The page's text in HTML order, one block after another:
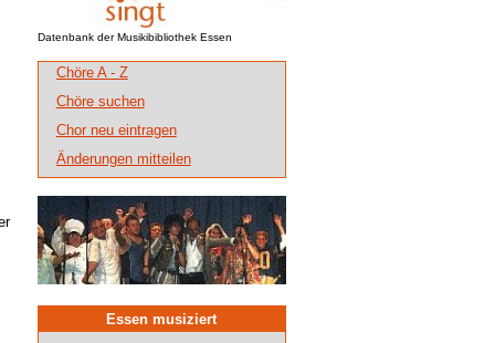
Datenbank der Musikibibliothek Essen
Chöre A - Z
Chöre suchen
Chor neu eintragen
Änderungen mitteilen
Essen musiziert